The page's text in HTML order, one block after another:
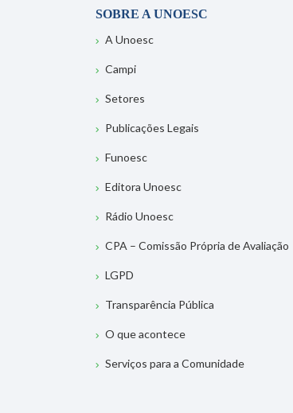
SOBRE A UNOESC
A Unoesc
Campi
Setores
Publicações Legais
Funoesc
Editora Unoesc
Rádio Unoesc
CPA – Comissão Própria de Avaliação
LGPD
Transparência Pública
O que acontece
Serviços para a Comunidade